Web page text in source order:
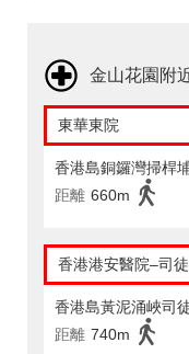
金山花園附
東華東院
香港島銅鑼灣掃桿
距離 660m
香港港安醫院–司
香港島黃泥涌峽司
距離 740m